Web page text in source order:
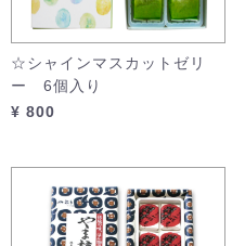
☆シャインマスカットゼリ
ー 6個入り
¥ 800